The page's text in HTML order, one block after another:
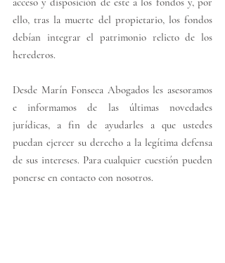
ello, tras la muerte del propietario, los fondos
debían integrar el patrimonio relicto de los
herederos.
Desde Marín Fonseca Abogados les asesoramos
e informamos de las últimas novedades
jurídicas, a fin de ayudarles a que ustedes
puedan ejercer su derecho a la legítima defensa
de sus intereses. Para cualquier cuestión pueden
ponerse en contacto con nosotros.